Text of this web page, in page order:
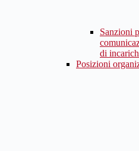
Sanzioni
di
Posizioni